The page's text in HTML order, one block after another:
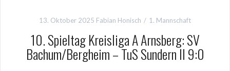
13. Oktober 2025 Fabian Honisch 1. Mannschaft
10. Spieltag Kreisliga A Arnsberg: SV
Bachum/Bergheim – TuS Sundern II 9:0